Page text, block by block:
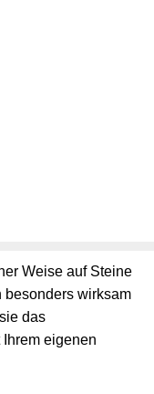
Weise auf Steine
besonders wirksam
das
eigenen